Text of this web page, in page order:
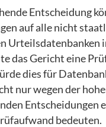
Entscheidung
auf alle nicht
Urteilsdatenbanken
das Gericht eine
dies für
nur wegen der
Entscheidungen
bedeuten.